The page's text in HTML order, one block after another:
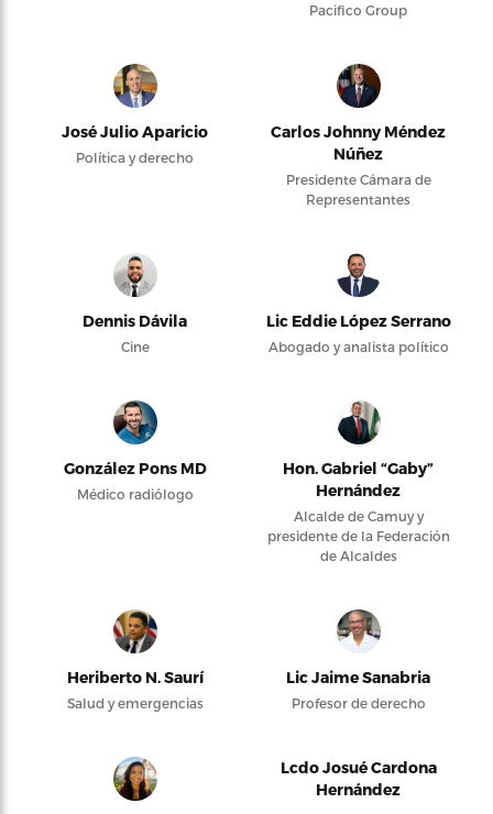
Pacifico Group
José Julio Aparicio
Política y derecho
Carlos Johnny Méndez
Núñez
Presidente Cámara de
Representantes
Dennis Dávila
Cine
Lic Eddie López Serrano
Abogado y analista político
González Pons MD
Médico radiólogo
Hon. Gabriel “Gaby”
Hernández
Alcalde de Camuy y
presidente de la Federación
de Alcaldes
Heriberto N. Saurí
Salud y emergencias
Lic Jaime Sanabria
Profesor de derecho
Lcdo Josué Cardona
Hernández